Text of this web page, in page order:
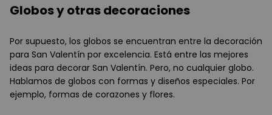
Globos y otras decoraciones
Por supuesto, los globos se encuentran entre la decoración
para San Valentín por excelencia. Está entre las mejores
ideas para decorar San Valentín. Pero, no cualquier globo.
Hablamos de globos con formas y diseños especiales. Por
ejemplo, formas de corazones y flores.